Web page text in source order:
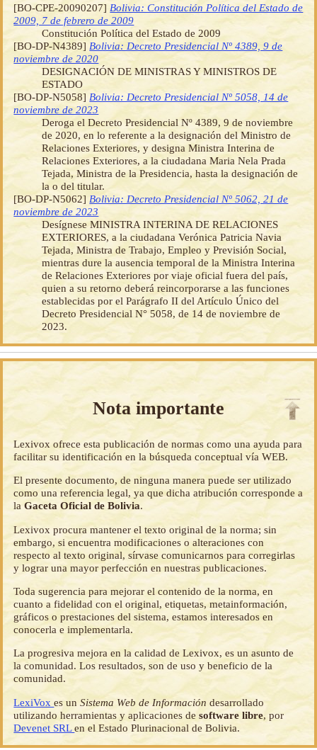
[BO-CPE-20090207] Bolivia: Constitución Política del Estado de
2009, 7 de febrero de 2009
Constitución Política del Estado de 2009
[BO-DP-N4389] Bolivia: Decreto Presidencial Nº 4389, 9 de
noviembre de 2020
DESIGNACIÓN DE MINISTRAS Y MINISTROS DE
ESTADO
[BO-DP-N5058] Bolivia: Decreto Presidencial Nº 5058, 14 de
noviembre de 2023
Deroga el Decreto Presidencial Nº 4389, 9 de noviembre
de 2020, en lo referente a la designación del Ministro de
Relaciones Exteriores, y designa Ministra Interina de
Relaciones Exteriores, a la ciudadana Maria Nela Prada
Tejada, Ministra de la Presidencia, hasta la designación de
la o del titular.
[BO-DP-N5062] Bolivia: Decreto Presidencial Nº 5062, 21 de
noviembre de 2023
Desígnese MINISTRA INTERINA DE RELACIONES
EXTERIORES, a la ciudadana Verónica Patricia Navia
Tejada, Ministra de Trabajo, Empleo y Previsión Social,
mientras dure la ausencia temporal de la Ministra Interina
de Relaciones Exteriores por viaje oficial fuera del país,
quien a su retorno deberá reincorporarse a las funciones
establecidas por el Parágrafo II del Artículo Único del
Decreto Presidencial N° 5058, de 14 de noviembre de
2023.
Nota importante
Lexivox ofrece esta publicación de normas como una ayuda para
facilitar su identificación en la búsqueda conceptual vía WEB.
El presente documento, de ninguna manera puede ser utilizado
como una referencia legal, ya que dicha atribución corresponde a
laGaceta Oficial de Bolivia.
Lexivox procura mantener el texto original de la norma; sin
embargo, si encuentra modificaciones o alteraciones con
respecto al texto original, sírvase comunicarnos para corregirlas
y lograr una mayor perfección en nuestras publicaciones.
Toda sugerencia para mejorar el contenido de la norma, en
cuanto a fidelidad con el original, etiquetas, metainformación,
gráficos o prestaciones del sistema, estamos interesados en
conocerla e implementarla.
La progresiva mejora en la calidad de Lexivox, es un asunto de
la comunidad. Los resultados, son de uso y beneficio de la
comunidad.
LexiVoxes unSistema Web de Información desarrollado
utilizando herramientas y aplicaciones desoftware libre, por
Devenet SRLen el Estado Plurinacional de Bolivia.